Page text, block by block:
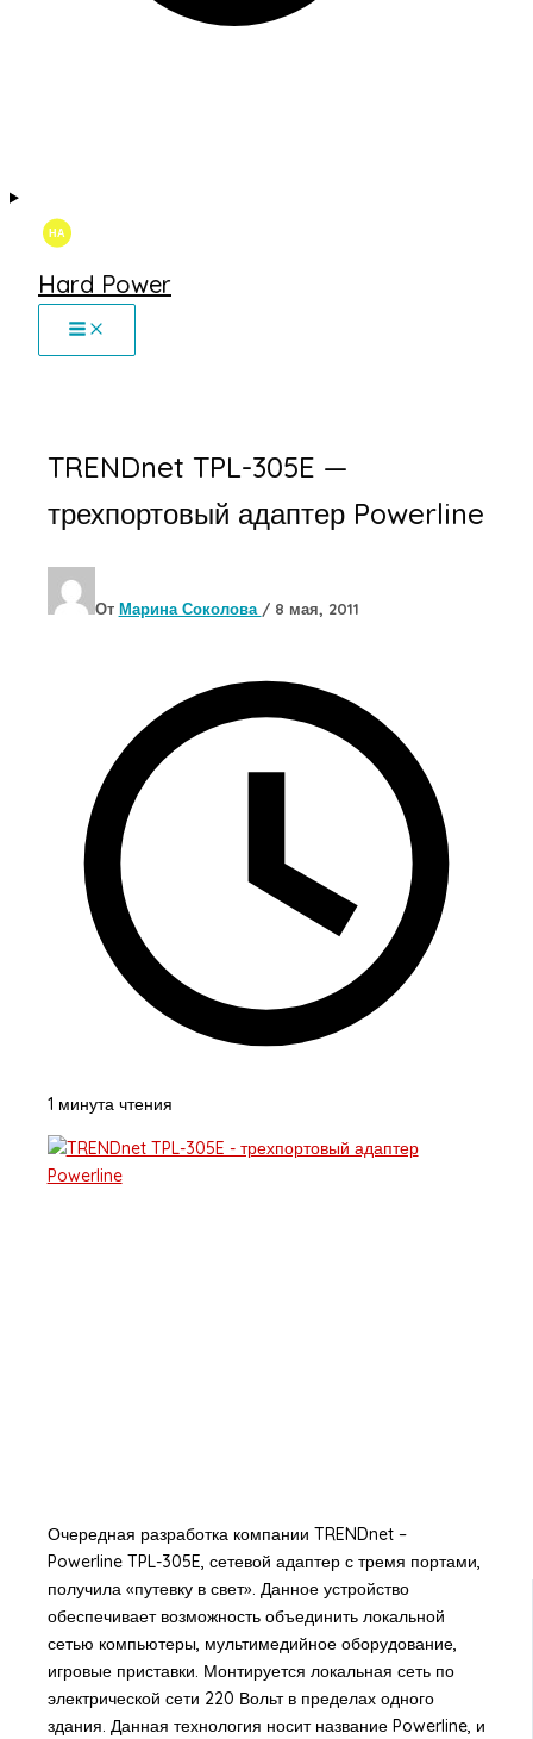
Hard Power
TRENDnet TPL-305E —
трехпортовый адаптер Powerline
От Марина Соколова / 8 мая, 2011
1 минута чтения
Очередная разработка компании TRENDnet –
Powerline TPL-305E, сетевой адаптер с тремя портами,
получила «путевку в свет». Данное устройство
обеспечивает возможность объединить локальной
сетью компьютеры, мультимедийное оборудование,
игровые приставки. Монтируется локальная сеть по
электрической сети 220 Вольт в пределах одного
здания. Данная технология носит название Powerline, и